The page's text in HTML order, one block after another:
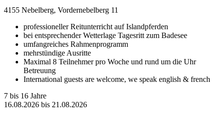
4155 Nebelberg, Vordernebelberg 11
professioneller Reitunterricht auf Islandpferden
bei entsprechender Wetterlage Tagesritt zum Badesee
umfangreiches Rahmenprogramm
mehrstündige Ausritte
Maximal 8 Teilnehmer pro Woche und rund um die Uhr
Betreuung
International guests are welcome, we speak english & french
7 bis 16 Jahre
16.08.2026 bis 21.08.2026